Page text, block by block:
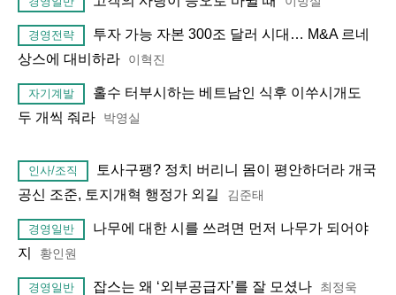
경영전략
투자 가능 자본 300조 달러 시대… M&A 르네
상스에 대비하라
이혁진
자기계발
홀수 터부시하는 베트남인 식후 이쑤시개도
두 개씩 줘라
박영실
인사/조직
토사구팽? 정치 버리니 몸이 평안하더라 개국
공신 조준, 토지개혁 행정가 외길
김준태
경영일반
나무에 대한 시를 쓰려면 먼저 나무가 되어야
지
황인원
경영일반 잡스는 왜 ‘외부공급자’를 잘 모셨나 최정욱